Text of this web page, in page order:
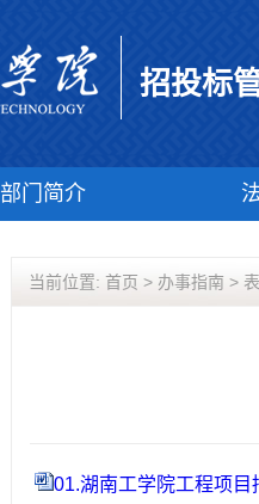
招投标
部门简介
当前位置: 首页 > 办事指南 >
01.湖南工学院工程项目